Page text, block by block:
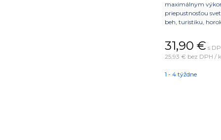
maximálnym
priepustnosťou
beh, turistiku,
31,90 € s
25,93 € bez DPH /
1 - 4 týždne